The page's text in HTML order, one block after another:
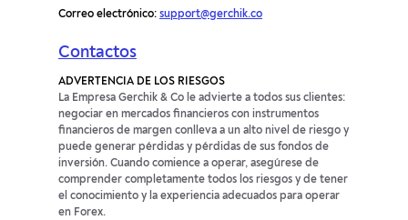
Correo electrónico: support@gerchik.co
Contactos
ADVERTENCIA DE LOS RIESGOS
La Empresa Gerchik & Co le advierte a todos sus clientes:
negociar en mercados financieros con instrumentos
financieros de margen conlleva a un alto nivel de riesgo y
puede generar pérdidas y pérdidas de sus fondos de
inversión. Cuando comience a operar, asegúrese de
comprender completamente todos los riesgos y de tener
el conocimiento y la experiencia adecuados para operar
en Forex.